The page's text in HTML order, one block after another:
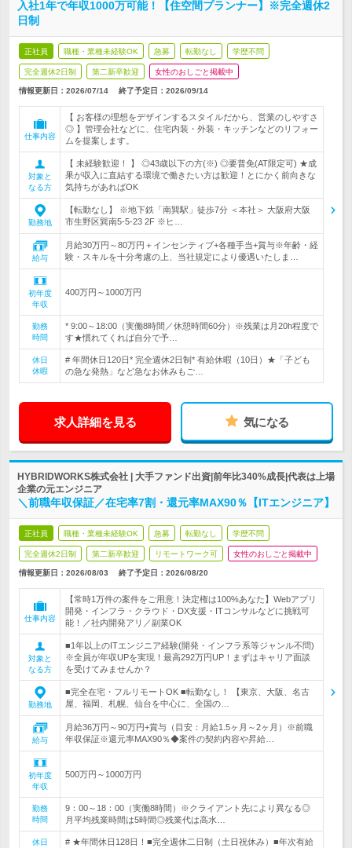
入社1年で年収1000万可能！【住空間プランナー】※完全週休2
日制
正社員 職種・業種未経験OK 急募 転勤なし 学歴不問
完全週休2日制 第二新卒歓迎 女性のおしごと掲載中
情報更新日：2026/07/14 終了予定日： 2026/09/14
仕事内容
【 お客様の理想をデザインするスタイルだから、営業のしやすさ
◎ 】管理会社などに、住宅内装・外装・キッチンなどのリフォー
ムを提案します。
対象と
なる方
【 未経験歓迎！ 】 ◎43歳以下の方(※) ◎要普免(AT限定可) ★成
果が収入に直結する環境で働きたい方は歓迎！とにかく前向きな
気持ちがあればOK
勤務地
【転勤なし】 ※地下鉄「南巽駅」徒歩7分 ＜本社＞ 大阪府大阪
市生野区巽南5-5-23 2F ※ヒ…
給与
月給30万円～80万円＋インセンティブ+各種手当+賞与※年齢・経
験・スキルを十分考慮の上、当社規定により優遇いたしま…
初年度
年収
400万円～1000万円
勤務
時間
* 9:00～18:00（実働8時間／休憩時間60分）※残業は月20h程度で
す★慣れてくれば自分で予…
休日
休暇
# 年間休日120日* 完全週休2日制* 有給休暇（10日）★「子ども
の急な発熱」など急なお休みもご…
求人詳細を見る 気になる
HYBRIDWORKS株式会社 | 大手ファンド出資|前年比340%成長|代表は上場
企業の元エンジニア
＼前職年収保証／在宅率7割・還元率MAX90％【ITエンジニア】
正社員 職種・業種未経験OK 急募 転勤なし 学歴不問
完全週休2日制 第二新卒歓迎 リモートワーク可 女性のおしごと掲載中
情報更新日：2026/08/03 終了予定日： 2026/08/20
仕事内容
【常時1万件の案件をご用意！決定権は100%あなた】Webアプリ
開発・インフラ・クラウド・DX支援・ITコンサルなどに挑戦可
能！／社内開発アリ／副業OK
対象と
なる方
■1年以上のITエンジニア経験(開発・インフラ系等ジャンル不問)
※全員が年収UPを実現！最高292万円UP！まずはキャリア面談
を受けてみませんか？
勤務地
■完全在宅・フルリモートOK ■転勤なし！ 【東京、大阪、名古
屋、福岡、札幌、仙台を中心に、全国の…
給与
月給36万円～90万円+賞与（目安：月給1.5ヶ月～2ヶ月）※前職
年収保証※還元率MAX90％◆案件の契約内容や昇給…
初年度
年収
500万円～1000万円
勤務
時間
9：00～18：00（実働8時間）※クライアント先により異なる◎
月平均残業時間は5時間◎残業代は高水…
休日
# ★年間休日128日！■完全週休二日制（土日祝休み）■年次有給